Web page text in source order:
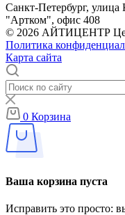
Санкт-Петербург,
"Артком", офис 408
© 2026 АЙТИЦЕНТР
Политика
Карта сайта
0 Корзина
Ваша корзина пуста
Исправить это просто: